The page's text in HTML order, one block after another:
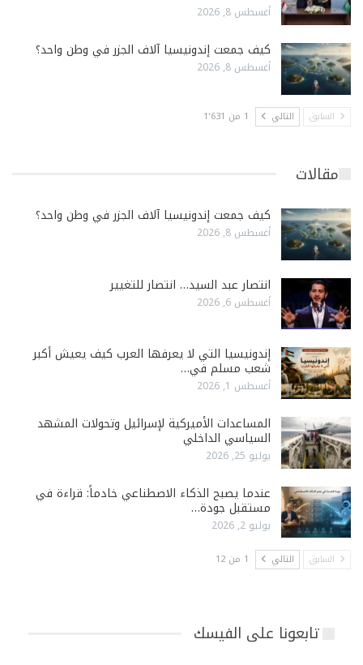
أغسطس 8, 2026
كيف جمعت إندونيسيا آلاف الجزر في وطن واحد؟
أغسطس 8, 2026
السابق التالي 1 من 1٬631
مقالات
كيف جمعت إندونيسيا آلاف الجزر في وطن واحد؟
أغسطس 8, 2026
انتصار عبد السيد… انتصار للتغيير
أغسطس 6, 2026
إندونيسيا التي لا يعرفها العرب كيف يعيش أكبر
شعب مسلم في…
أغسطس 1, 2026
المساعدات الأميركية لإسرائيل وتحولات المشهد
السياسي الداخلي
يوليو 25, 2026
عندما يصبح الذكاء الاصطناعي خادماً: قراءة في
مستقبل جودة…
يوليو 2, 2026
السابق التالي 1 من 12
تابعونا على الفيسك